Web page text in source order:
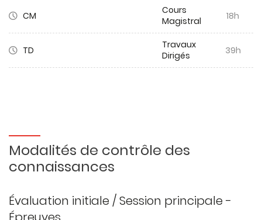
CM
Cours
Magistral
18h
TD
Travaux
Dirigés
39h
Modalités de contrôle des
connaissances
Évaluation initiale / Session principale -